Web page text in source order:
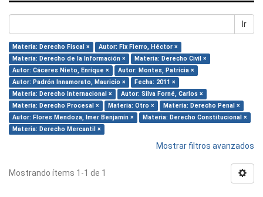
Ir
Materia: Derecho Fiscal ×
Autor: Fix Fierro, Héctor ×
Materia: Derecho de la Información ×
Materia: Derecho Civil ×
Autor: Cáceres Nieto, Enrique ×
Autor: Montes, Patricia ×
Autor: Padrón Innamorato, Mauricio ×
Fecha: 2011 ×
Materia: Derecho Internacional ×
Autor: Silva Forné, Carlos ×
Materia: Derecho Procesal ×
Materia: Otro ×
Materia: Derecho Penal ×
Autor: Flores Mendoza, Imer Benjamín ×
Materia: Derecho Constitucional ×
Materia: Derecho Mercantil ×
Mostrar filtros avanzados
Mostrando ítems 1-1 de 1